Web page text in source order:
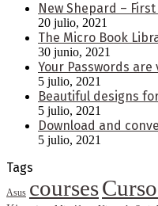
New Shepard –
20 julio, 2021
The Micro Book
30 junio, 2021
Your Passwords are
5 julio, 2021
Beautiful designs
5 julio, 2021
Download and
5 julio, 2021
Tags
Asus courses